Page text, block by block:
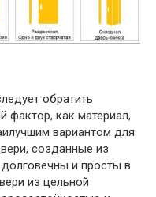
обратить
фактор, как материал,
вариантом для
созданные из
и просты в
из цельной